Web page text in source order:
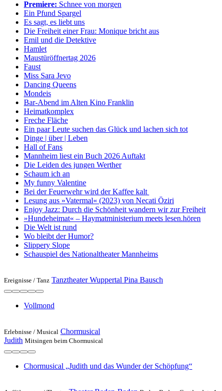
Premiere: Schnee von morgen
Ein Pfund Spargel
Es sagt, es liebt uns
Die Freiheit einer Frau: Monique bricht aus
Emil und die Detektive
Hamlet
Maustüröffnertag 2026
Faust
Miss Sara Jevo
Dancing Queens
Mondeis
Bar-Abend im Alten Kino Franklin
Heimatkomplex
Freche Fläche
Ein paar Leute suchen das Glück und lachen sich tot
Dinge | über | Leben
Hall of Fans
Mannheim liest ein Buch 2026 Auftakt
Die Leiden des jungen Werther
Schaum ich an
My funny Valentine
Bei der Feuer­wehr wird der Kaffee kalt
Lesung aus »Vatermal« (2023) von Necati Öziri
Enjoy Jazz: Durch die Schönheit wandern wir zur Freiheit
»Hundeheimat« – Haymat­ministerium meets lesen.hören
Die Welt ist rund
Wo bleibt der Humor?
Slippery Slope
Schauspiel des Nationaltheater Mannheims
Ereignisse / Tanz Tanztheater Wuppertal Pina Bausch
Vollmond
Erlebnisse / Musical Chormusical
Judith Mitsingen beim Chormusical
Chormusical „Judith und das Wunder der Schöpfung“